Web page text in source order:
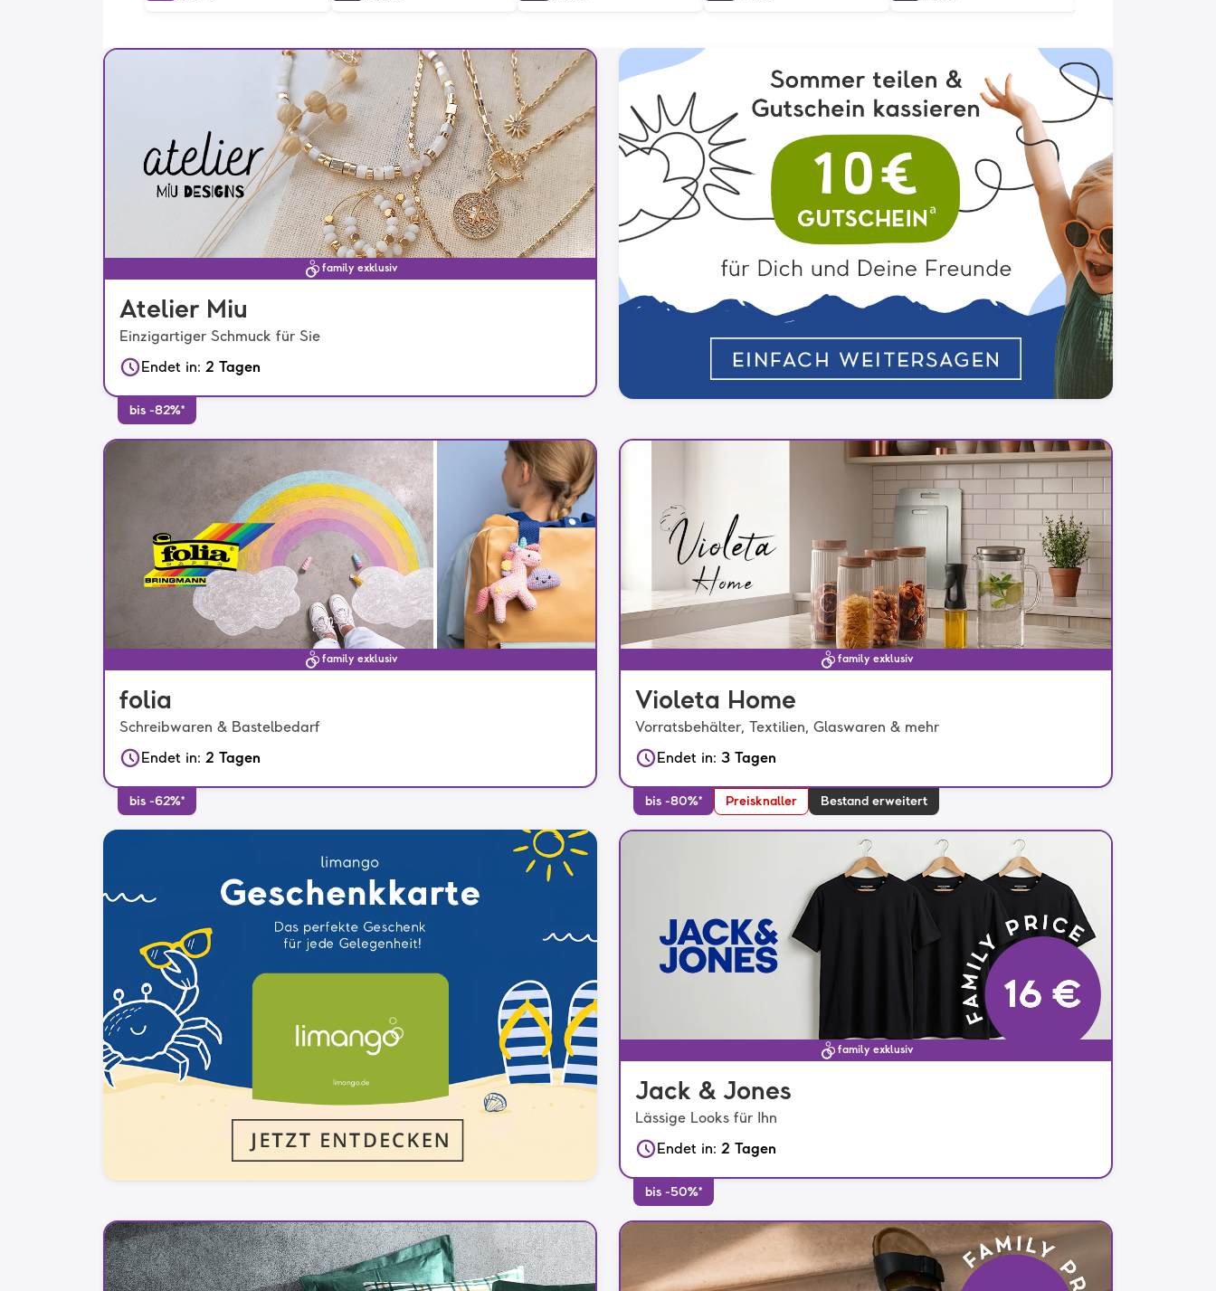
family exklusiv
Atelier Miu
Einzigartiger Schmuck für Sie
Endet in: 2 Tagen
bis -82%*
family exklusiv
folia
Schreibwaren & Bastelbedarf
Endet in: 2 Tagen
bis -62%*
family exklusiv
Violeta Home
Vorratsbehälter, Textilien, Glaswaren & mehr
Endet in: 3 Tagen
bis -80%* Preisknaller Bestand erweitert
family exklusiv
Jack & Jones
Lässige Looks für Ihn
Endet in: 2 Tagen
bis -50%*